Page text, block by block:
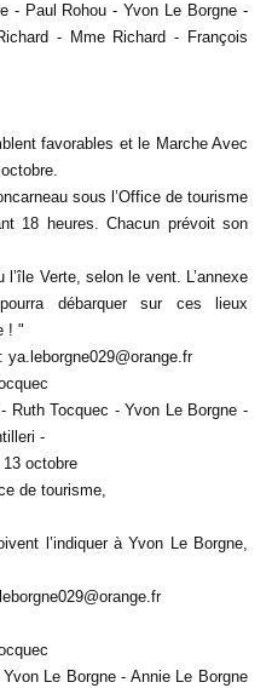
- Paul Rohou - Yvon Le Borgne -
- Mme Richard - François
favorables et le Marche Avec
sous l’Office de tourisme
18 heures. Chacun prévoit son
l’île Verte, selon le vent. L’annexe
débarquer sur ces lieux
! "
ya.leborgne029@orange.fr
Ruth Tocquec - Yvon Le Borgne -
-
octobre
de tourisme,
l’indiquer à Yvon Le Borgne,
Le Borgne - Annie Le Borgne